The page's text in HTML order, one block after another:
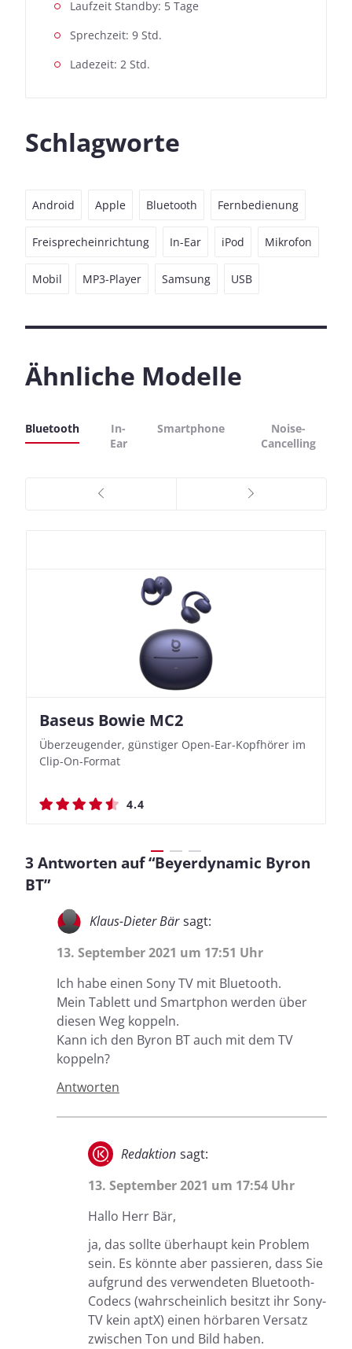
Laufzeit Standby: 5 Tage
Sprechzeit: 9 Std.
Ladezeit: 2 Std.
Schlagworte
Android Apple Bluetooth Fernbedienung
Freisprecheinrichtung In-Ear iPod Mikrofon
Mobil MP3-Player Samsung USB
Ähnliche Modelle
Bluetooth
In-
Ear
Smartphone
Noise-
Cancelling
Baseus Bowie MC2
Überzeugender, günstiger Open-Ear-Kopfhörer im
Clip-On-Format
4.4
Nothing Ear (3a)
Bassbetonte True Wireless In-Ears mit cleveren
Aufnahmefunktionen
4.4
JBL Live 780NC
Stylischer Over-Ear mit sattem Klang und
beeindruckender Ausdauer
4.5
JBL Live 780NC
Stylischer Over-Ear mit sattem Klang und
beeindruckender Ausdauer
4.5
3 Antworten auf “Beyerdynamic Byron
BT”
Klaus-Dieter Bär sagt:
13. September 2021 um 17:51 Uhr
Ich habe einen Sony TV mit Bluetooth.
Mein Tablett und Smartphon werden über
diesen Weg koppeln.
Kann ich den Byron BT auch mit dem TV
koppeln?
Antworten
Redaktion sagt:
13. September 2021 um 17:54 Uhr
Hallo Herr Bär,
ja, das sollte überhaupt kein Problem
sein. Es könnte aber passieren, dass Sie
aufgrund des verwendeten Bluetooth-
Codecs (wahrscheinlich besitzt ihr Sony-
TV kein aptX) einen hörbaren Versatz
zwischen Ton und Bild haben.